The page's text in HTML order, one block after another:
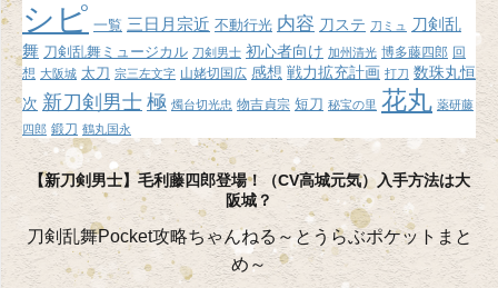
シピ 一覧 三日月宗近 不動行光 内容 刀ステ 刀ミュ
刀剣乱
舞 刀剣乱舞ミュージカル 刀剣男士 初心者向け 加州清光 博多藤四郎 回
想 大阪城 太刀 宗三左文字 山姥切国広 感想 戦力拡充計画 打刀 数珠丸恒
次 新刀剣男士 極 燭台切光忠 物吉貞宗 短刀 秘宝の里 花丸 薬研藤
四郎 鍛刀 鶴丸国永
【新刀剣男士】毛利藤四郎登場！（CV高城元気）入手方法は大
阪城？
刀剣乱舞Pocket攻略ちゃんねる～とうらぶポケットまと
め～